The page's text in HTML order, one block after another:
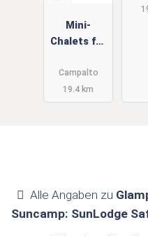
Mini-
Chalets für
auf
Camping
Rialto
Campalto
19.4 km
Alle Angaben zu
Suncamp: SunLodge